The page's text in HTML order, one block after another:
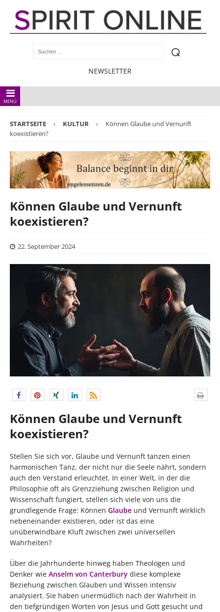
NEWSLETTER
MENÜ
STARTSEITE KULTUR
Können Glaube und Vernunft
koexistieren?
Können Glaube und Vernunft
koexistieren?
22. September 2024
Können Glaube und Vernunft
koexistieren?
Stellen Sie sich vor, Glaube und Vernunft tanzen einen
harmonischen Tanz, der nicht nur die Seele nährt, sondern
auch den Verstand erleuchtet. In einer Welt, in der die
Philosophie oft als Grenzziehung zwischen Religion und
Wissenschaft fungiert, stellen sich viele von uns die
grundlegende Frage: Können Glaube und Vernunft wirklich
nebeneinander existieren, oder ist das eine
unüberwindbare Kluft zwischen zwei universellen
Wahrheiten?
Über die Jahrhunderte hinweg haben Theologen und
Denker wie Anselm von Canterbury diese komplexe
Beziehung zwischen Glauben und Wissen intensiv
analysiert. Sie haben unermüdlich nach der Wahrheit in
den tiefgründigen Worten von Jesus und Gott gesucht und